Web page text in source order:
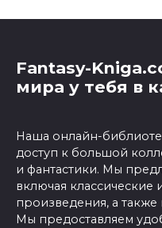
Fantasy-
мира у тебя в
Наша онлайн-
доступ к большой
и фантастики. Мы
включая
произведения, а
Мы предоставляем